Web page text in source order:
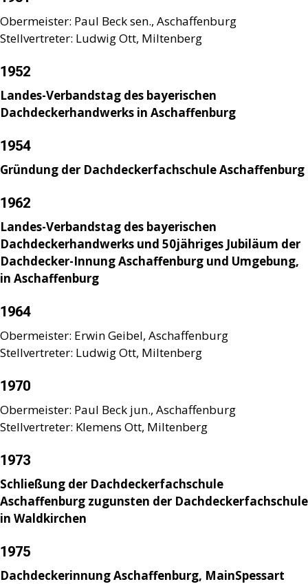
Obermeister: Paul Beck sen., Aschaffenburg
Stellvertreter: Ludwig Ott, Miltenberg
1952
Landes-Verbandstag des bayerischen
Dachdeckerhandwerks in Aschaffenburg
1954
Gründung der Dachdeckerfachschule Aschaffenburg
1962
Landes-Verbandstag des bayerischen
Dachdeckerhandwerks und 50jähriges Jubiläum der
Dachdecker-Innung Aschaffenburg und Umgebung,
in Aschaffenburg
1964
Obermeister: Erwin Geibel, Aschaffenburg
Stellvertreter: Ludwig Ott, Miltenberg
1970
Obermeister: Paul Beck jun., Aschaffenburg
Stellvertreter: Klemens Ott, Miltenberg
1973
Schließung der Dachdeckerfachschule
Aschaffenburg zugunsten der Dachdeckerfachschule
in Waldkirchen
1975
Dachdeckerinnung Aschaffenburg, MainSpessart